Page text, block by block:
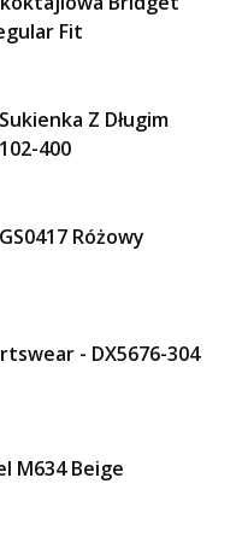
Fit
Z Długim
400
Różowy
- DX5676-304
M634 Beige